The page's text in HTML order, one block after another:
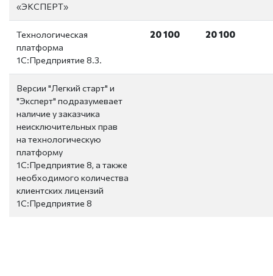
«ЭКСПЕРТ»
Технологическая
платформа
1С:Предприятие 8.3.
20 100 20 100
Версии "Легкий старт" и
"Эксперт" подразумевает
наличие у заказчика
неисключительных прав
на технологическую
платформу
1С:Предприятие 8, а также
необходимого количества
клиентских лицензий
1С:Предприятие 8